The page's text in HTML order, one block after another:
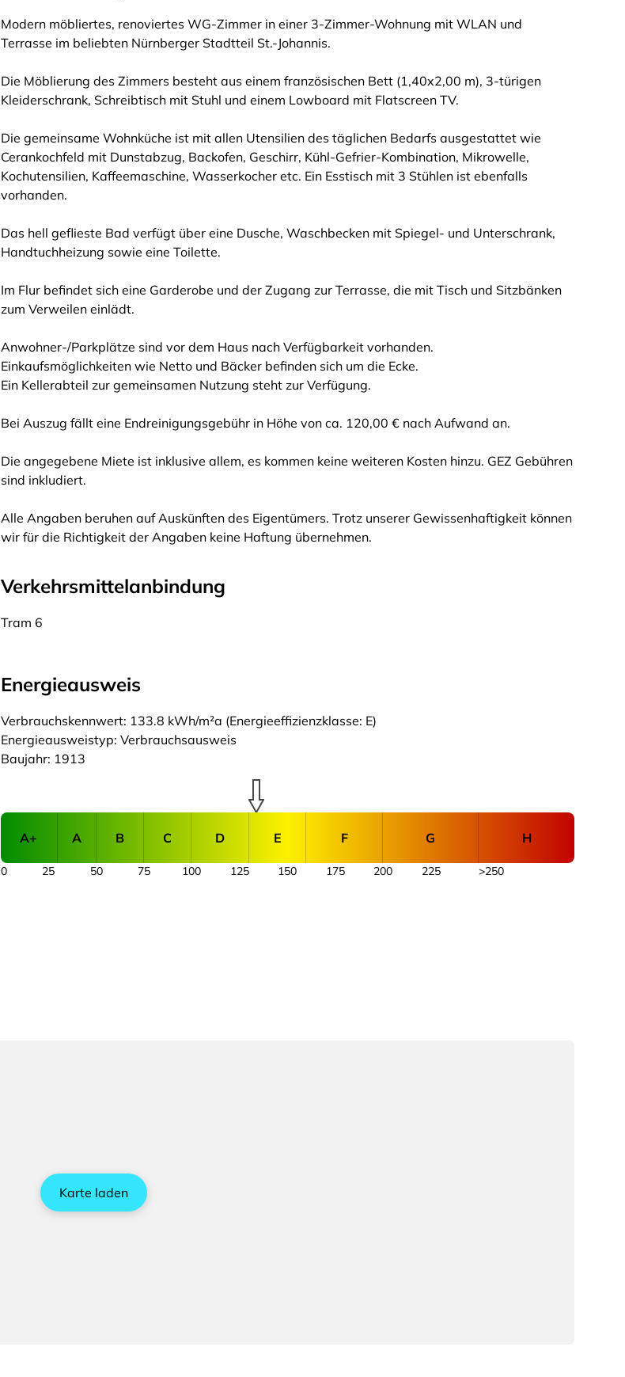
Modern möbliertes, renoviertes WG-Zimmer in einer 3-Zimmer-Wohnung mit WLAN und
Terrasse im beliebten Nürnberger Stadtteil St.-Johannis.
Die Möblierung des Zimmers besteht aus einem französischen Bett (1,40x2,00 m), 3-türigen
Kleiderschrank, Schreibtisch mit Stuhl und einem Lowboard mit Flatscreen TV.
Die gemeinsame Wohnküche ist mit allen Utensilien des täglichen Bedarfs ausgestattet wie
Cerankochfeld mit Dunstabzug, Backofen, Geschirr, Kühl-Gefrier-Kombination, Mikrowelle,
Kochutensilien, Kaffeemaschine, Wasserkocher etc. Ein Esstisch mit 3 Stühlen ist ebenfalls
vorhanden.
Das hell geflieste Bad verfügt über eine Dusche, Waschbecken mit Spiegel- und Unterschrank,
Handtuchheizung sowie eine Toilette.
Im Flur befindet sich eine Garderobe und der Zugang zur Terrasse, die mit Tisch und Sitzbänken
zum Verweilen einlädt.
Anwohner-/Parkplätze sind vor dem Haus nach Verfügbarkeit vorhanden.
Einkaufsmöglichkeiten wie Netto und Bäcker befinden sich um die Ecke.
Ein Kellerabteil zur gemeinsamen Nutzung steht zur Verfügung.
Bei Auszug fällt eine Endreinigungsgebühr in Höhe von ca. 120,00 € nach Aufwand an.
Die angegebene Miete ist inklusive allem, es kommen keine weiteren Kosten hinzu. GEZ Gebühren
sind inkludiert.
Alle Angaben beruhen auf Auskünften des Eigentümers. Trotz unserer Gewissenhaftigkeit können
wir für die Richtigkeit der Angaben keine Haftung übernehmen.
Verkehrsmittelanbindung
Tram 6
Energieausweis
Verbrauchskennwert: 133.8 kWh/m²a (Energieeffizienzklasse: E)
Energieausweistyp: Verbrauchsausweis
Baujahr: 1913
A+ A B C D E F G H
25 50 75 100 125 150 175 200 225
0 >250
Karte laden